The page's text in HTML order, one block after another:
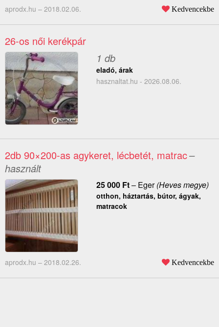
aprodx.hu – 2018.02.06. Kedvencekbe
26-os női kerékpár
1 db
eladó, árak
hasznaltat.hu - 2026.08.06.
2db 90×200-as agykeret, lécbetét, matrac–
használt
25 000 Ft– Eger(Heves megye)
otthon, háztartás, bútor, ágyak,
matracok
aprodx.hu – 2018.02.26. Kedvencekbe